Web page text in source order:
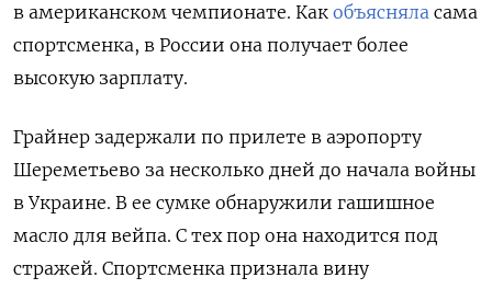
в американском чемпионате. Как объясняла сама
спортсменка, в России она получает более
высокую зарплату.
Грайнер задержали по прилете в аэропорту
Шереметьево за несколько дней до начала войны
в Украине. В ее сумке обнаружили гашишное
масло для вейпа. С тех пор она находится под
стражей. Спортсменка признала вину